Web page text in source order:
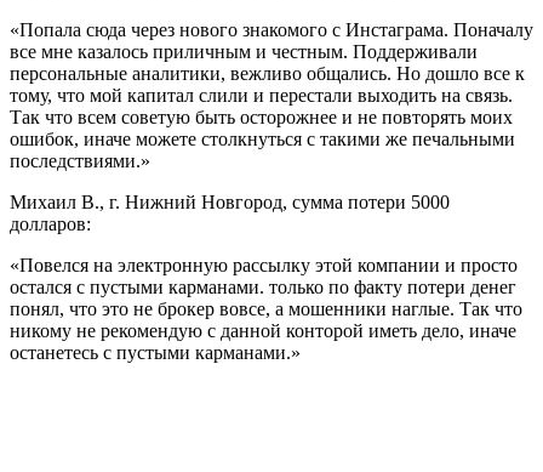
«Попала сюда через нового знакомого с Инстаграма. Поначалу
все мне казалось приличным и честным. Поддерживали
персональные аналитики, вежливо общались. Но дошло все к
тому, что мой капитал слили и перестали выходить на связь.
Так что всем советую быть осторожнее и не повторять моих
ошибок, иначе можете столкнуться с такими же печальными
последствиями.»
Михаил В., г. Нижний Новгород, сумма потери 5000
долларов:
«Повелся на электронную рассылку этой компании и просто
остался с пустыми карманами. только по факту потери денег
понял, что это не брокер вовсе, а мошенники наглые. Так что
никому не рекомендую с данной конторой иметь дело, иначе
останетесь с пустыми карманами.»